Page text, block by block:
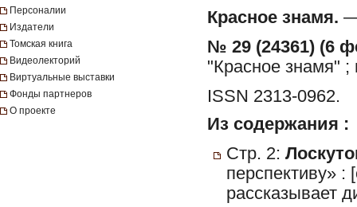
Персоналии
Издатели
Томская книга
Видеолекторий
Виртуальные выставки
Фонды партнеров
О проекте
Красное знамя. —
№ 29 (24361) (6
"Красное знамя" ;
ISSN 2313-0962.
Из содержания :
Стр. 2:
перспективу» :
рассказывает